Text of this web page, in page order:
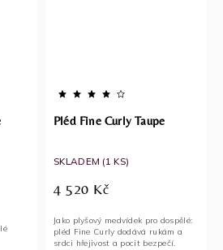
Pléd Fine Curly Taupe
SKLADEM (1 KS)
4 520 Kč
Jako plyšový medvídek pro dospělé:
pléd Fine Curly dodává rukám a
srdci hřejivost a pocit bezpečí.